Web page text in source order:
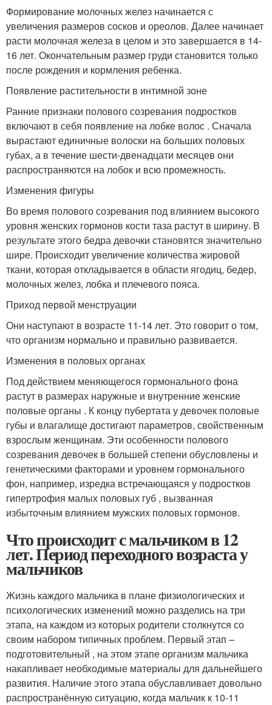
Формирование молочных желез начинается с
увеличения размеров сосков и ореолов. Далее начинает
расти молочная железа в целом и это завершается в 14-
16 лет. Окончательным размер груди становится только
после рождения и кормления ребенка.
Появление растительности в интимной зоне
Ранние признаки полового созревания подростков
включают в себя появление на лобке волос . Сначала
вырастают единичные волоски на больших половых
губах, а в течение шести-двенадцати месяцев они
распространяются на лобок и всю промежность.
Изменения фигуры
Во время полового созревания под влиянием высокого
уровня женских гормонов кости таза растут в ширину. В
результате этого бедра девочки становятся значительно
шире. Происходит увеличение количества жировой
ткани, которая откладывается в области ягодиц, бедер,
молочных желез, лобка и плечевого пояса.
Приход первой менструации
Они наступают в возрасте 11-14 лет. Это говорит о том,
что организм нормально и правильно развивается.
Изменения в половых органах
Под действием меняющегося гормонального фона
растут в размерах наружные и внутренние женские
половые органы . К концу пубертата у девочек половые
губы и влагалище достигают параметров, свойственным
взрослым женщинам. Эти особенности полового
созревания девочек в большей степени обусловлены и
генетическими факторами и уровнем гормонального
фон, например, изредка встречающаяся у подростков
гипертрофия малых половых губ , вызванная
избыточным влиянием мужских половых гормонов.
Что происходит с мальчиком в 12
лет. Период переходного возраста у
мальчиков
Жизнь каждого мальчика в плане физиологических и
психологических изменений можно разделись на три
этапа, на каждом из которых родители столкнутся со
своим набором типичных проблем. Первый этап –
подготовительный , на этом этапе организм мальчика
накапливает необходимые материалы для дальнейшего
развития. Наличие этого этапа обуславливает довольно
распространённую ситуацию, когда мальчик к 10-11